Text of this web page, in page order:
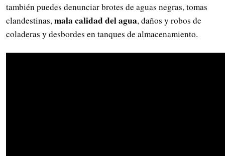
también puedes denunciar brotes de aguas negras, tomas
clandestinas,mala calidad del agua, daños y robos de
coladeras y desbordes en tanques de almacenamiento.